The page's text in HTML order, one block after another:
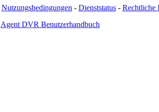
Nutzungsbedingungen - Dienststatus - Rechtliche
Agent DVR Benutzerhandbuch